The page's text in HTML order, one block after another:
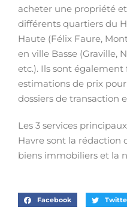
acheter une propriété
différents quartiers du
Haute (Félix Faure,
en ville Basse (Graville,
etc.). Ils sont
estimations de prix
dossiers de transaction
Les 3 services
Havre sont la rédaction
biens immobiliers et la
Facebook